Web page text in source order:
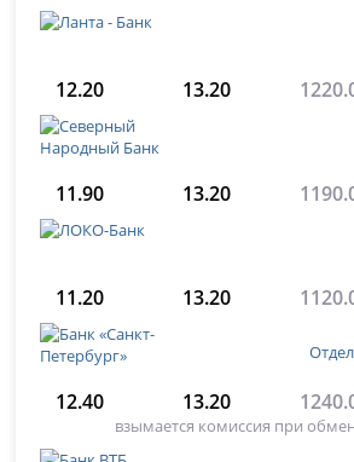
12.20 13.20
11.90 13.20
11.20 13.20
12.40 13.20
взымается комиссия при